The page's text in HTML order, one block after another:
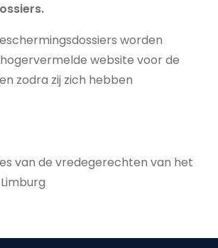
worden
website voor de
zodra zij zich hebben
van de vredegerechten van het